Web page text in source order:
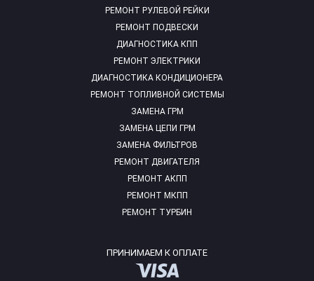
РЕМОНТ РУЛЕВОЙ РЕЙКИ
РЕМОНТ ПОДВЕСКИ
ДИАГНОСТИКА КПП
РЕМОНТ ЭЛЕКТРИКИ
ДИАГНОСТИКА КОНДИЦИОНЕРА
РЕМОНТ ТОПЛИВНОЙ СИСТЕМЫ
ЗАМЕНА ГРМ
ЗАМЕНА ЦЕПИ ГРМ
ЗАМЕНА ФИЛЬТРОВ
РЕМОНТ ДВИГАТЕЛЯ
РЕМОНТ АКПП
РЕМОНТ МКПП
РЕМОНТ ТУРБИН
ПРИНИМАЕМ К ОПЛАТЕ